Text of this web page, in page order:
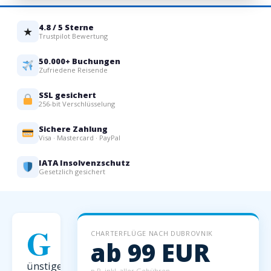
★ 4.8 / 5 Sterne
Trustpilot Bewertung
50.000+ Buchungen
Zufriedene Reisende
SSL gesichert
256-bit Verschlüsselung
Sichere Zahlung
Visa · Mastercard · PayPal
IATA Insolvenzschutz
Gesetzlich gesichert
G
ünstige
CHARTERFLÜGE NACH DUBROVNIK
ab 99 EUR